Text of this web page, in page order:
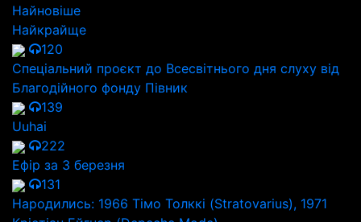
Найновіше
Найкрайще
120
Спеціальний проєкт до Всесвітнього дня слуху від
Благодійного фонду Півник
139
Uuhai
222
Ефір за 3 березня
131
Народились: 1966 Тімо Толккі (Stratovarius), 1971